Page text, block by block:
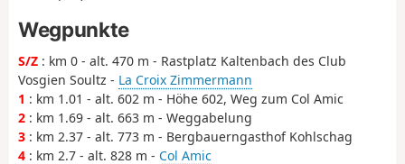
Wegpunkte
S/Z : km 0 - alt. 470 m - Rastplatz Kaltenbach des Club
Vosgien Soultz - La Croix Zimmermann
1 : km 1.01 - alt. 602 m - Höhe 602, Weg zum Col Amic
2 : km 1.69 - alt. 663 m - Weggabelung
3 : km 2.37 - alt. 773 m - Bergbauerngasthof Kohlschag
4 : km 2.7 - alt. 828 m - Col Amic